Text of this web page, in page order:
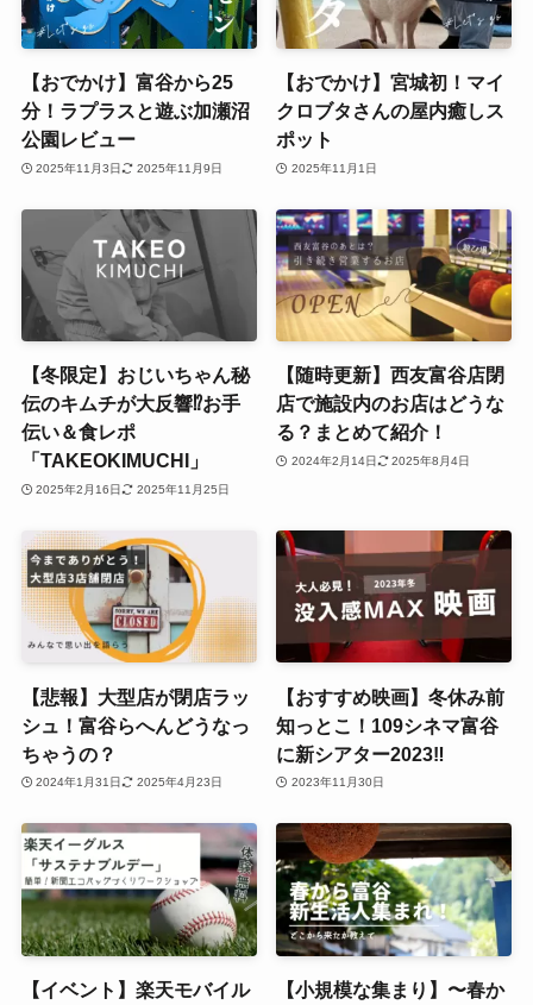
【おでかけ】富谷から25
分！ラプラスと遊ぶ加瀬沼
公園レビュー
2025年11月3日 2025年11月9日
【おでかけ】宮城初！マイ
クロブタさんの屋内癒しス
ポット
2025年11月1日
【冬限定】おじいちゃん秘
伝のキムチが大反響⁉お手
伝い＆食レポ
「TAKEOKIMUCHI」
2025年2月16日 2025年11月25日
【随時更新】西友富谷店閉
店で施設内のお店はどうな
る？まとめて紹介！
2024年2月14日 2025年8月4日
【悲報】大型店が閉店ラッ
シュ！富谷らへんどうなっ
ちゃうの？
2024年1月31日 2025年4月23日
【おすすめ映画】冬休み前
知っとこ！109シネマ富谷
に新シアター2023‼
2023年11月30日
【イベント】楽天モバイル
【小規模な集まり】〜春か